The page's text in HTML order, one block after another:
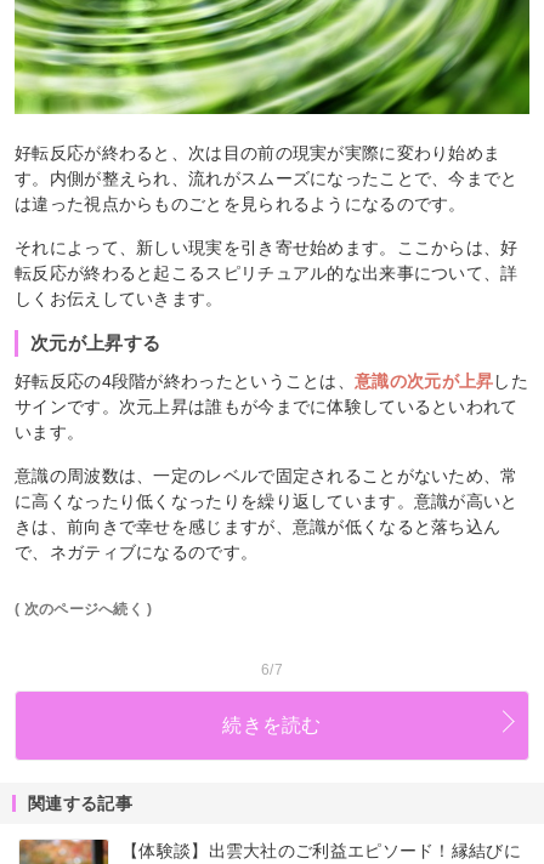
好転反応が終わると、次は目の前の現実が実際に変わり始めま
す。内側が整えられ、流れがスムーズになったことで、今までと
は違った視点からものごとを見られるようになるのです。
それによって、新しい現実を引き寄せ始めます。ここからは、好
転反応が終わると起こるスピリチュアル的な出来事について、詳
しくお伝えしていきます。
次元が上昇する
好転反応の4段階が終わったということは、 意識の次元が上昇した
サインです。次元上昇は誰もが今までに体験しているといわれて
います。
意識の周波数は、一定のレベルで固定されることがないため、常
に高くなったり低くなったりを繰り返しています。意識が高いと
きは、前向きで幸せを感じますが、意識が低くなると落ち込ん
で、ネガティブになるのです。
( 次のページへ続く )
6/7
続きを読む
関連する記事
【体験談】出雲大社のご利益エピソード！縁結びに